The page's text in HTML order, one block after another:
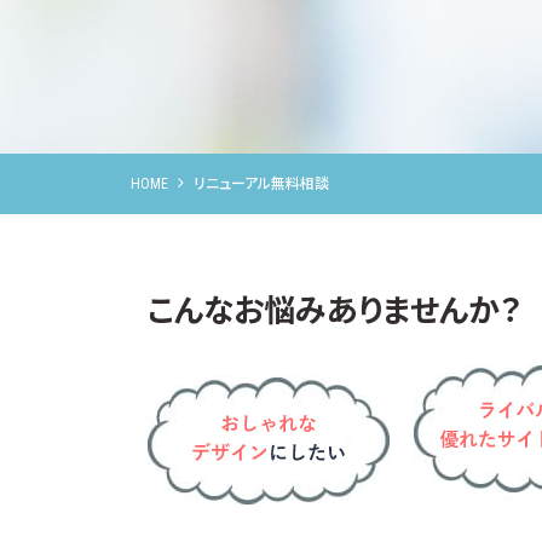
HOME リニューアル無料相談
こんなお悩みありませんか？